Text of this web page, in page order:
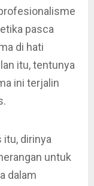
pasca
di hati
itu, tentunya
ini terjalin
dirinya
untuk
dalam